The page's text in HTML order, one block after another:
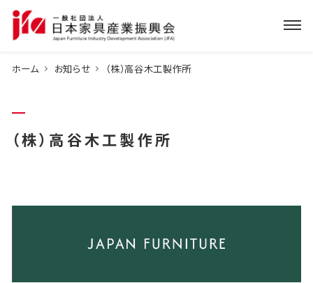
ホーム お知らせ （株）高谷木工製作所
（株）高谷木工製作所